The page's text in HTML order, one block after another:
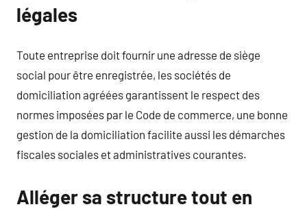
légales
Toute entreprise doit fournir une adresse de siège
social pour être enregistrée, les sociétés de
domiciliation agréées garantissent le respect des
normes imposées par le Code de commerce, une bonne
gestion de la domiciliation facilite aussi les démarches
fiscales sociales et administratives courantes.
Alléger sa structure tout en